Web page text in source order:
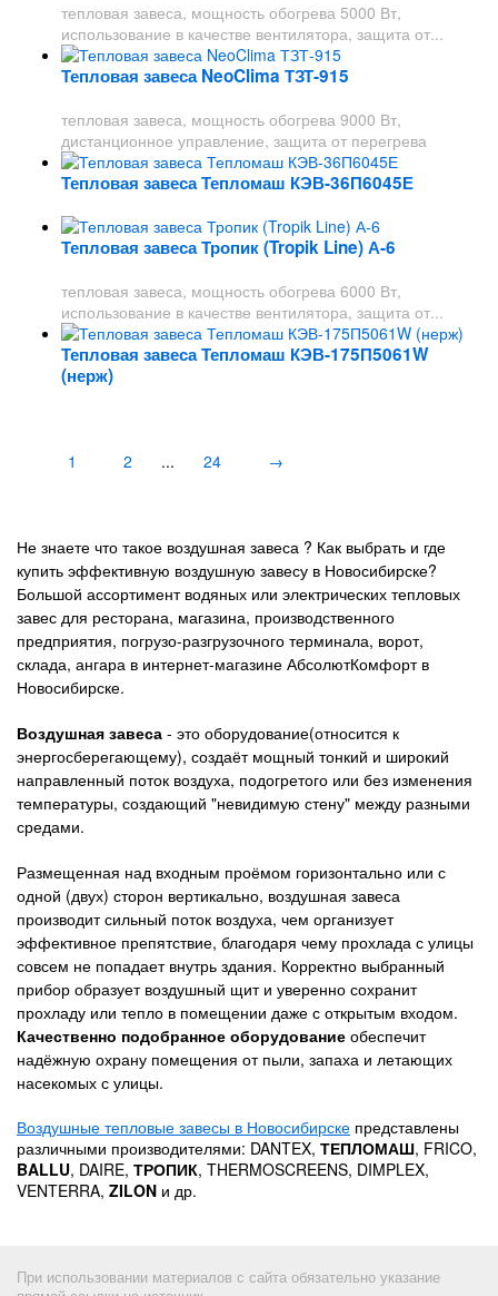
тепловая завеса, мощность обогрева 5000 Вт,
использование в качестве вентилятора, защита от...
Тепловая завеса NeoClima ТЗТ-915
тепловая завеса, мощность обогрева 9000 Вт,
дистанционное управление, защита от перегрева
Тепловая завеса Тепломаш КЭВ-36П6045Е
Тепловая завеса Тропик (Tropik Line) А-6
тепловая завеса, мощность обогрева 6000 Вт,
использование в качестве вентилятора, защита от...
Тепловая завеса Тепломаш КЭВ-175П5061W
(нерж)
1 2 ... 24 →
Не знаете что такое воздушная завеса ? Как выбрать и где
купить эффективную воздушную завесу в Новосибирске?
Большой ассортимент водяных или электрических тепловых
завес для ресторана, магазина, производственного
предприятия, погрузо-разгрузочного терминала, ворот,
склада, ангара в интернет-магазине АбсолютКомфорт в
Новосибирске.
Воздушная завеса - это оборудование(относится к
энергосберегающему), создаёт мощный тонкий и широкий
направленный поток воздуха, подогретого или без изменения
температуры, создающий "невидимую стену" между разными
средами.
Размещенная над входным проёмом горизонтально или с
одной (двух) сторон вертикально, воздушная завеса
производит сильный поток воздуха, чем организует
эффективное препятствие, благодаря чему прохлада с улицы
совсем не попадает внутрь здания. Корректно выбранный
прибор образует воздушный щит и уверенно сохранит
прохладу или тепло в помещении даже с открытым входом.
Качественно подобранное оборудование обеспечит
надёжную охрану помещения от пыли, запаха и летающих
насекомых с улицы.
Воздушные тепловые завесы в Новосибирске представлены
различными производителями: DANTEX, ТЕПЛОМАШ, FRICO,
BALLU, DAIRE, ТРОПИК, THERMOSCREENS, DIMPLEX,
VENTERRA, ZILON и др.
При использовании материалов с сайта обязательно указание